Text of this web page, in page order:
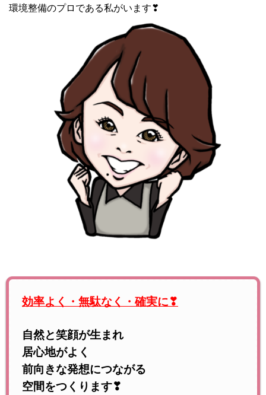
環境整備のプロである私がいます❣
効率よく・ 無駄なく・確実に❣
自然と笑顔が生まれ
居心地がよく
前向きな発想につながる
空間をつくります❣